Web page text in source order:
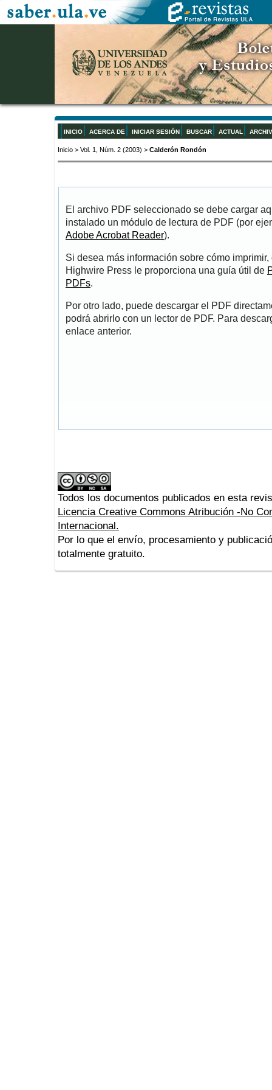
INICIO ACERCA DE INICIAR SESIÓN BUSCAR ACTUAL
Inicio > Vol. 1, Núm. 2 (2003) > Calderón Rondón
El archivo PDF seleccionado se debe cargar
instalado un módulo de lectura de PDF (por
Adobe Acrobat Reader).
Si desea más información sobre cómo
Highwire Press le proporciona una guía útil de
PDFs.
Por otro lado, puede descargar el PDF
podrá abrirlo con un lector de PDF. Para
enlace anterior.
Todos los documentos publicados en esta
Licencia Creative Commons Atribución -No
Internacional.
Por lo que el envío, procesamiento y
totalmente gratuito.